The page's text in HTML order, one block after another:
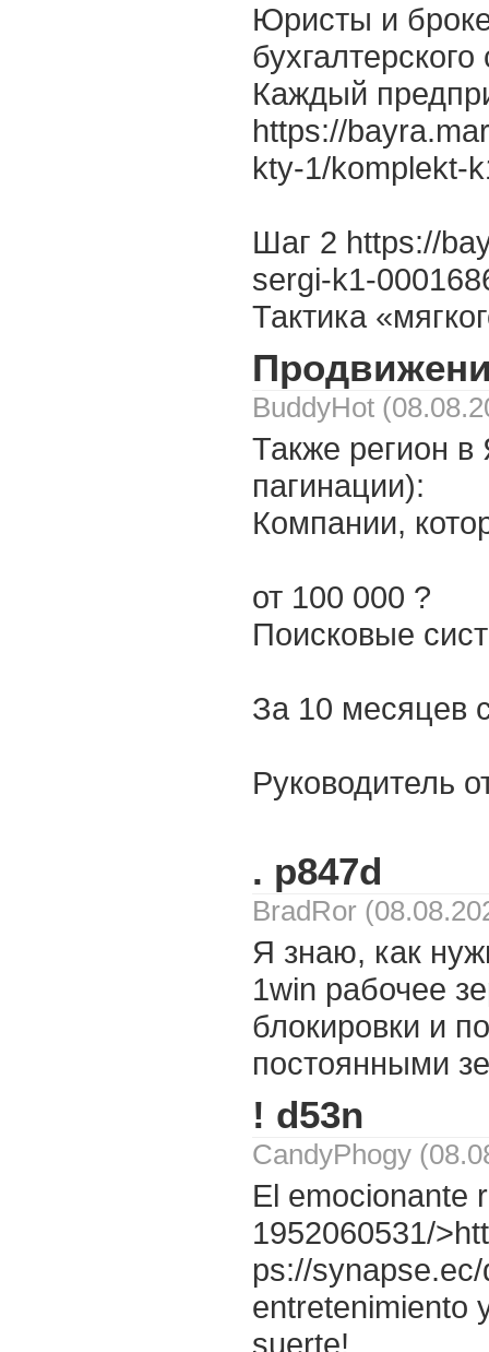
Юристы и
Каждый
https://
kty-1/komplekt-
Шаг 2 https://
sergi-k1-
Тактика
BuddyHot
Также регион в
пагинации):
Компании,
от 100 000 ?
Поисковые
За 10 месяцев
Руководитель
. p847d
BradRor
Я знаю, как
1win рабочее
блокировки и
постоянными
! d53n
CandyPhogy
El emocionante
1952060531/>htt
ps://
entretenimiento
suerte!